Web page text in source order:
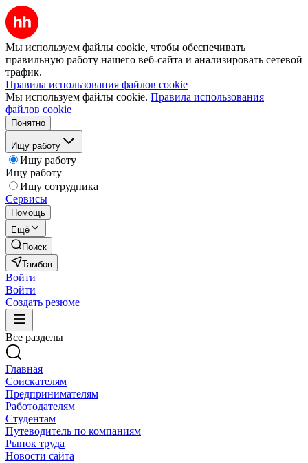
Мы используем файлы cookie, чтобы обеспечивать
правильную работу нашего веб-сайта и анализировать сетевой
трафик.
Правила использования файлов cookie
Мы используем файлы cookie. Правила использования
файлов cookie
Понятно
Ищу работу
Ищу работу
Ищу работу
Ищу сотрудника
Сервисы
Помощь
Ещё
Поиск
Тамбов
Войти
Войти
Создать резюме
Все разделы
Главная
Соискателям
Предпринимателям
Работодателям
Студентам
Путеводитель по компаниям
Рынок труда
Новости сайта